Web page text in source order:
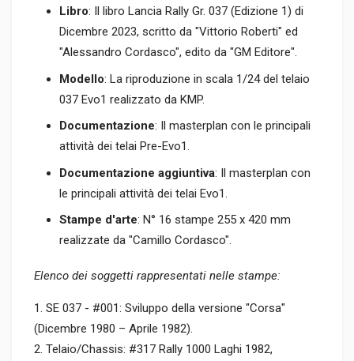
Libro: Il libro Lancia Rally Gr. 037 (Edizione 1) di
Dicembre 2023, scritto da "Vittorio Roberti" ed
"Alessandro Cordasco", edito da "GM Editore".
Modello: La riproduzione in scala 1/24 del telaio
037 Evo1 realizzato da KMP.
Documentazione: Il masterplan con le principali
attività dei telai Pre-Evo1.
Documentazione aggiuntiva: Il masterplan con
le principali attività dei telai Evo1.
Stampe d'arte: N° 16 stampe 255 x 420 mm
realizzate da "Camillo Cordasco".
Elenco dei soggetti rappresentati nelle stampe:
1. SE 037 - #001: Sviluppo della versione "Corsa"
(Dicembre 1980 – Aprile 1982).
2. Telaio/Chassis: #317 Rally 1000 Laghi 1982,